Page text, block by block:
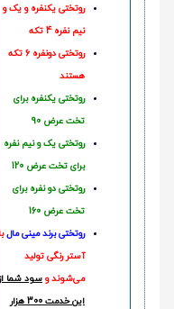
روتختی یکنفره و یک و
نیم نفره 4 تکه
روتختی دونفره 6 تکه
هستند
روتختی یکنفره برای
تخت عرض 90
روتختی یک و نیم نفره
برای تخت عرض 120
روتختی دو نفره برای
تخت عرض 160
روتختی‌ برند مینی مالبا
آستر رنگی تولید
می‌شوند و سود شما از
این خدمت 300 هزار